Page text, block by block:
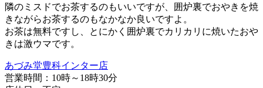
隣のミスドでお茶するのもいいですが、囲炉裏でおやきを焼
きながらお茶するのもなかなか良いですよ。
お茶は無料ですし、とにかく囲炉裏でカリカリに焼いたおや
きは激ウマです。
あづみ堂豊科インター店
営業時間：10時～18時30分